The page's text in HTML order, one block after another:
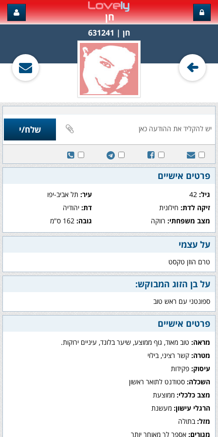
חן
חן‏ | 631241
פרטים אישיים
גיל: עיר:תל אביב-יפו
זיקה לדת: חילונית דת:יהודיה
מצב משפחתי: רווקה גובה:162 ס"מ
על עצמי
טרם הוזן טקסט
על בן הזוג המבוקש:
ספונטני עם ראש טוב
פרטים אישיים
מראה: טוב מאוד, גוף ממוצע, שיער בלונד, עיניים ירוקות.
מטרה: קשר רציני, בילוי
עיסוק: פקידות
השכלה: סטודנט לתואר ראשון
מצב כלכלי: ממוצעת
הרגלי עישון: מעשנת
מזל: בתולה
מגורים: אספר לך מאוחר יותר